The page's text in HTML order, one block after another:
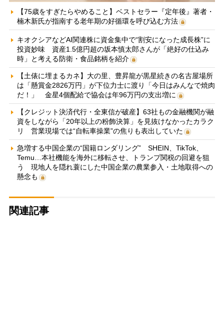
【75歳をすぎたらやめること】ベストセラー『定年後』著者・
楠木新氏が指南する老年期の好循環を呼び込む方法
キオクシアなどAI関連株に資金集中で“割安になった成長株”に
投資妙味 資産1.5億円超の坂本慎太郎さんが「絶好の仕込み
時」と考える防衛・食品銘柄を紹介
【土俵に埋まるカネ】大の里、豊昇龍が黒星続きの名古屋場所
は「懸賞金2826万円」が下位力士に渡り「今日はみんなで焼肉
だ！」 金星4個配給で協会は年96万円の支出増に
【クレジット決済代行・全東信が破産】63社もの金融機関が融
資をしながら「20年以上の粉飾決算」を見抜けなかったカラク
リ 営業現場では“自転車操業”の焦りも表出していた
急増する中国企業の“国籍ロンダリング” SHEIN、TikTok、
Temu…本社機能を海外に移転させ、トランプ関税の回避を狙
う 現地人を隠れ蓑にした中国企業の農業参入・土地取得への
懸念も
関連記事